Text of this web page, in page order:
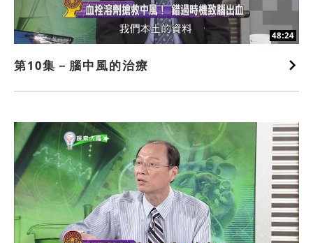
48:24
第10集－腦中風的治療